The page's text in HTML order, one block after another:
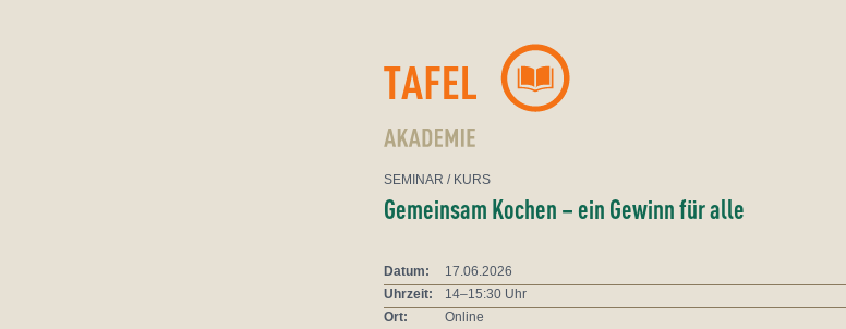
SEMINAR / KURS
Gemeinsam Kochen – ein Gewinn für alle
Datum:
17.06.2026
Uhrzeit:
14–15:30 Uhr
Ort:
Online